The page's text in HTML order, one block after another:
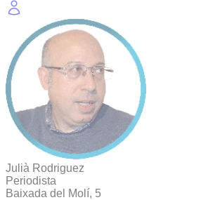
Julià Rodriguez
Periodista
Baixada del Molí, 5